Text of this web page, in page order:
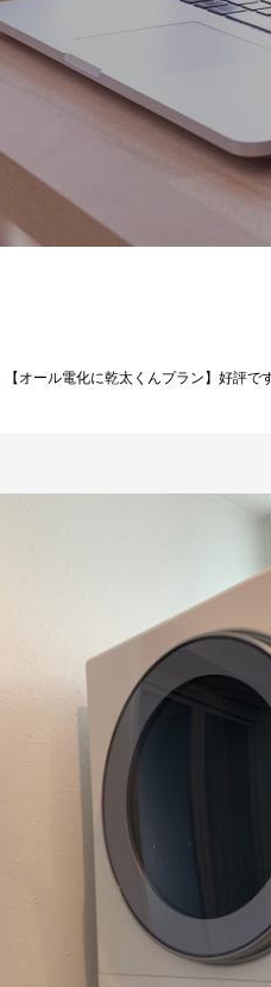
【オール電化に乾太くんプラン】好評で